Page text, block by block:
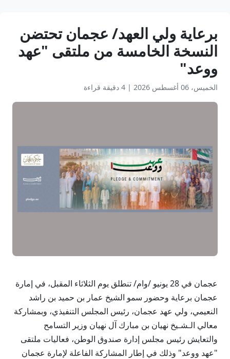
برعاية ولي العهد/ عجمان تحتضن
النسخة الخامسة من ملتقى "عهد
ووعد"
الخميس، 06 أغسطس 2026 | 4 دقيقة قراءة
عجمان في 28 يونيو /وام/ تنطلق يوم الثلاثاء المقبل، في إمارة
عجمان برعاية وحضور سمو الشيخ عمار بن حميد بن راشد
النعيمي، ولي عهد عجمان، رئيس المجلس التنفيذي، وبمشاركة
معالي الـشـيخ نهيان بن مبارك آل نهيان وزير التسامح
والتعايش رئيس مجلس إدارة صندوق الوطن، فعاليات ملتقى
"عهد ووعد" وذلك في إطار المشاركة الفاعلة لإمارة عجمان